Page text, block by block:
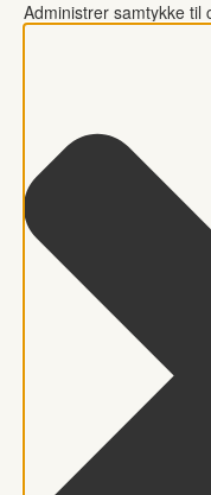
Administrer samtykke til